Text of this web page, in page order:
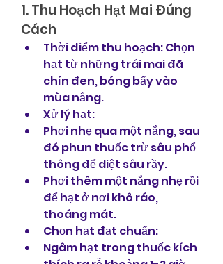
1. Thu Hoạch Hạt Mai Đúng
Cách
Thời điểm thu hoạch: Chọn
hạt từ những trái mai đã
chín đen, bóng bẩy vào
mùa nắng.
Xử lý hạt:
Phơi nhẹ qua một nắng, sau
đó phun thuốc trừ sâu phổ
thông để diệt sâu rầy.
Phơi thêm một nắng nhẹ rồi
để hạt ở nơi khô ráo,
thoáng mát.
Chọn hạt đạt chuẩn:
Ngâm hạt trong thuốc kích